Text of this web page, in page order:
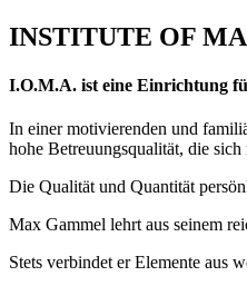
INSTITUTE OF
I.O.M.A. ist eine Einrichtung
In einer motivierenden und
hohe Betreuungsqualität, die
Die Qualität und Quantität
Max Gammel lehrt aus seinem
Stets verbindet er Elemente aus